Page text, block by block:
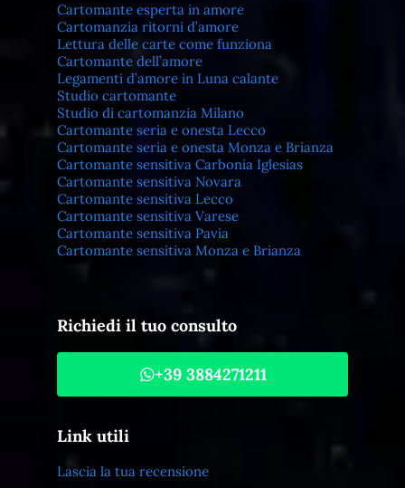
Cartomante esperta in amore
Cartomanzia ritorni d’amore
Lettura delle carte come funziona
Cartomante dell’amore
Legamenti d’amore in Luna calante
Studio cartomante
Studio di cartomanzia Milano
Cartomante seria e onesta Lecco
Cartomante seria e onesta Monza e Brianza
Cartomante sensitiva Carbonia Iglesias
Cartomante sensitiva Novara
Cartomante sensitiva Lecco
Cartomante sensitiva Varese
Cartomante sensitiva Pavia
Cartomante sensitiva Monza e Brianza
Richiedi il tuo consulto
+39 3884271211
Link utili
Lascia la tua recensione